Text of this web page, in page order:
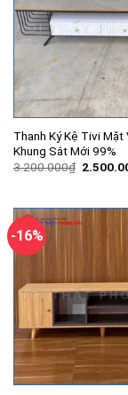
Thanh Ký Kệ Tivi Mặt
Khung Sắt Mới 99%
3.200.000₫ Giá
-16%